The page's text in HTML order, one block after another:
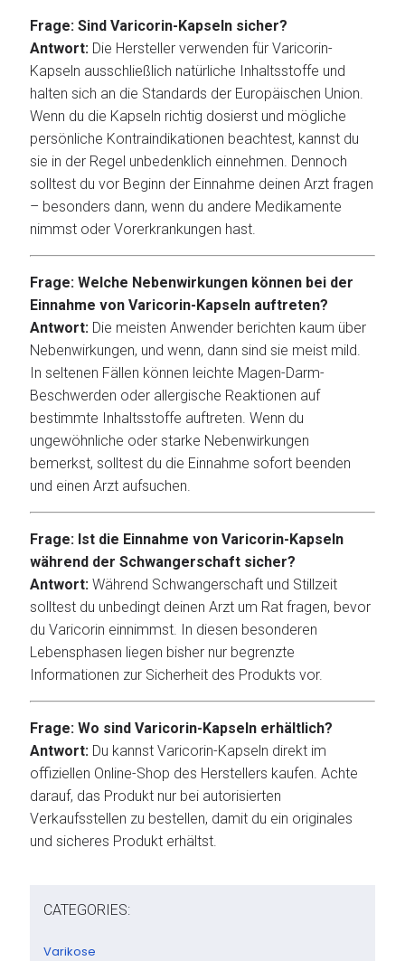
Frage: Sind Varicorin-Kapseln sicher?
Antwort: Die Hersteller verwenden für Varicorin-
Kapseln ausschließlich natürliche Inhaltsstoffe und
halten sich an die Standards der Europäischen Union.
Wenn du die Kapseln richtig dosierst und mögliche
persönliche Kontraindikationen beachtest, kannst du
sie in der Regel unbedenklich einnehmen. Dennoch
solltest du vor Beginn der Einnahme deinen Arzt fragen
– besonders dann, wenn du andere Medikamente
nimmst oder Vorerkrankungen hast.
Frage: Welche Nebenwirkungen können bei der
Einnahme von Varicorin-Kapseln auftreten?
Antwort: Die meisten Anwender berichten kaum über
Nebenwirkungen, und wenn, dann sind sie meist mild.
In seltenen Fällen können leichte Magen-Darm-
Beschwerden oder allergische Reaktionen auf
bestimmte Inhaltsstoffe auftreten. Wenn du
ungewöhnliche oder starke Nebenwirkungen
bemerkst, solltest du die Einnahme sofort beenden
und einen Arzt aufsuchen.
Frage: Ist die Einnahme von Varicorin-Kapseln
während der Schwangerschaft sicher?
Antwort: Während Schwangerschaft und Stillzeit
solltest du unbedingt deinen Arzt um Rat fragen, bevor
du Varicorin einnimmst. In diesen besonderen
Lebensphasen liegen bisher nur begrenzte
Informationen zur Sicherheit des Produkts vor.
Frage: Wo sind Varicorin-Kapseln erhältlich?
Antwort: Du kannst Varicorin-Kapseln direkt im
offiziellen Online-Shop des Herstellers kaufen. Achte
darauf, das Produkt nur bei autorisierten
Verkaufsstellen zu bestellen, damit du ein originales
und sicheres Produkt erhältst.
CATEGORIES:
Varikose